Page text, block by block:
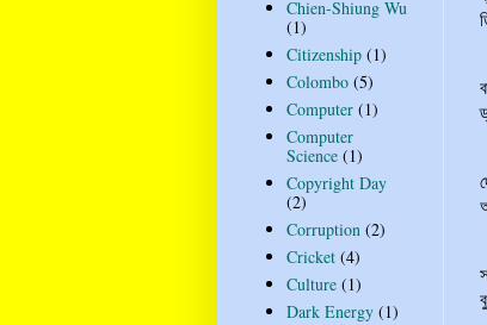
Chien-Shiung Wu
(1)
Citizenship (1)
Colombo (5)
Computer (1)
Computer
Science (1)
Copyright Day
(2)
Corruption (2)
Cricket (4)
Culture (1)
Dark Energy (1)